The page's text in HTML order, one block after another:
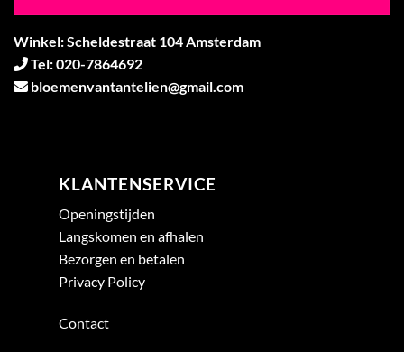
Winkel: Scheldestraat 104 Amsterdam
Tel: 020-7864692
bloemenvantantelien@gmail.com
KLANTENSERVICE
Openingstijden
Langskomen en afhalen
Bezorgen en betalen
Privacy Policy
Contact